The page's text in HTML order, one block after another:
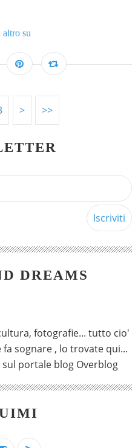
altro su
> >>
DREAMS
fotografie... tutto cio'
sognare , lo trovate qui...
sul portale blog Overblog